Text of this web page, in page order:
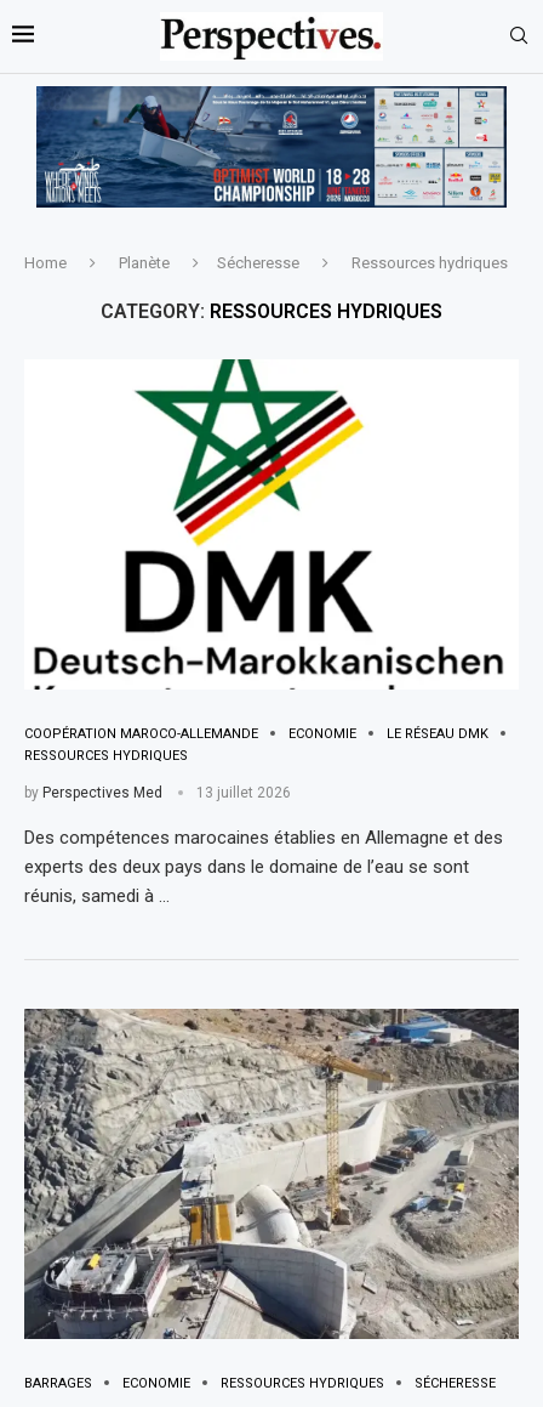
Home Planète Sécheresse Ressources hydriques
CATEGORY: RESSOURCES HYDRIQUES
COOPÉRATION MAROCO-ALLEMANDE ECONOMIE
LE RÉSEAU DMK
RESSOURCES HYDRIQUES
by Perspectives Med 13 juillet 2026
Des compétences marocaines établies en Allemagne et des
experts des deux pays dans le domaine de l’eau se sont
réunis, samedi à …
BARRAGES ECONOMIE RESSOURCES HYDRIQUES SÉCHERESSE